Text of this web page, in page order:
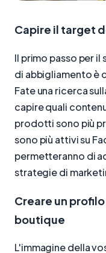
Capire il target
Il primo passo per
di abbigliamento è
Fate una ricerca
capire quali
prodotti sono più
sono più attivi su
permetteranno di
strategie di
Creare un
boutique
L'immagine della